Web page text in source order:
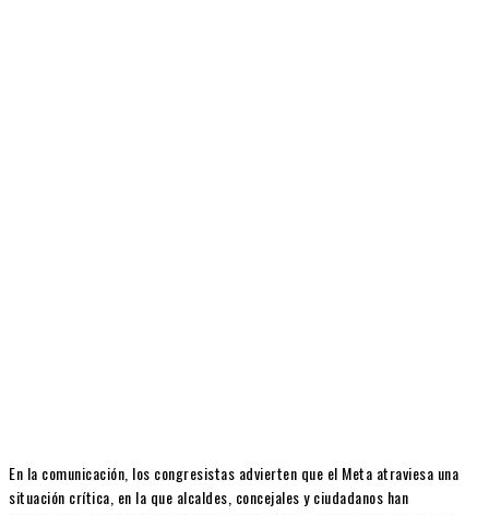
En la comunicación, los congresistas advierten que el Meta atraviesa una
situación crítica, en la que alcaldes, concejales y ciudadanos han